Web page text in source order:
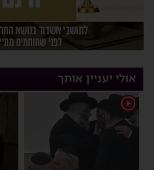
אולי יעניין אותך
1